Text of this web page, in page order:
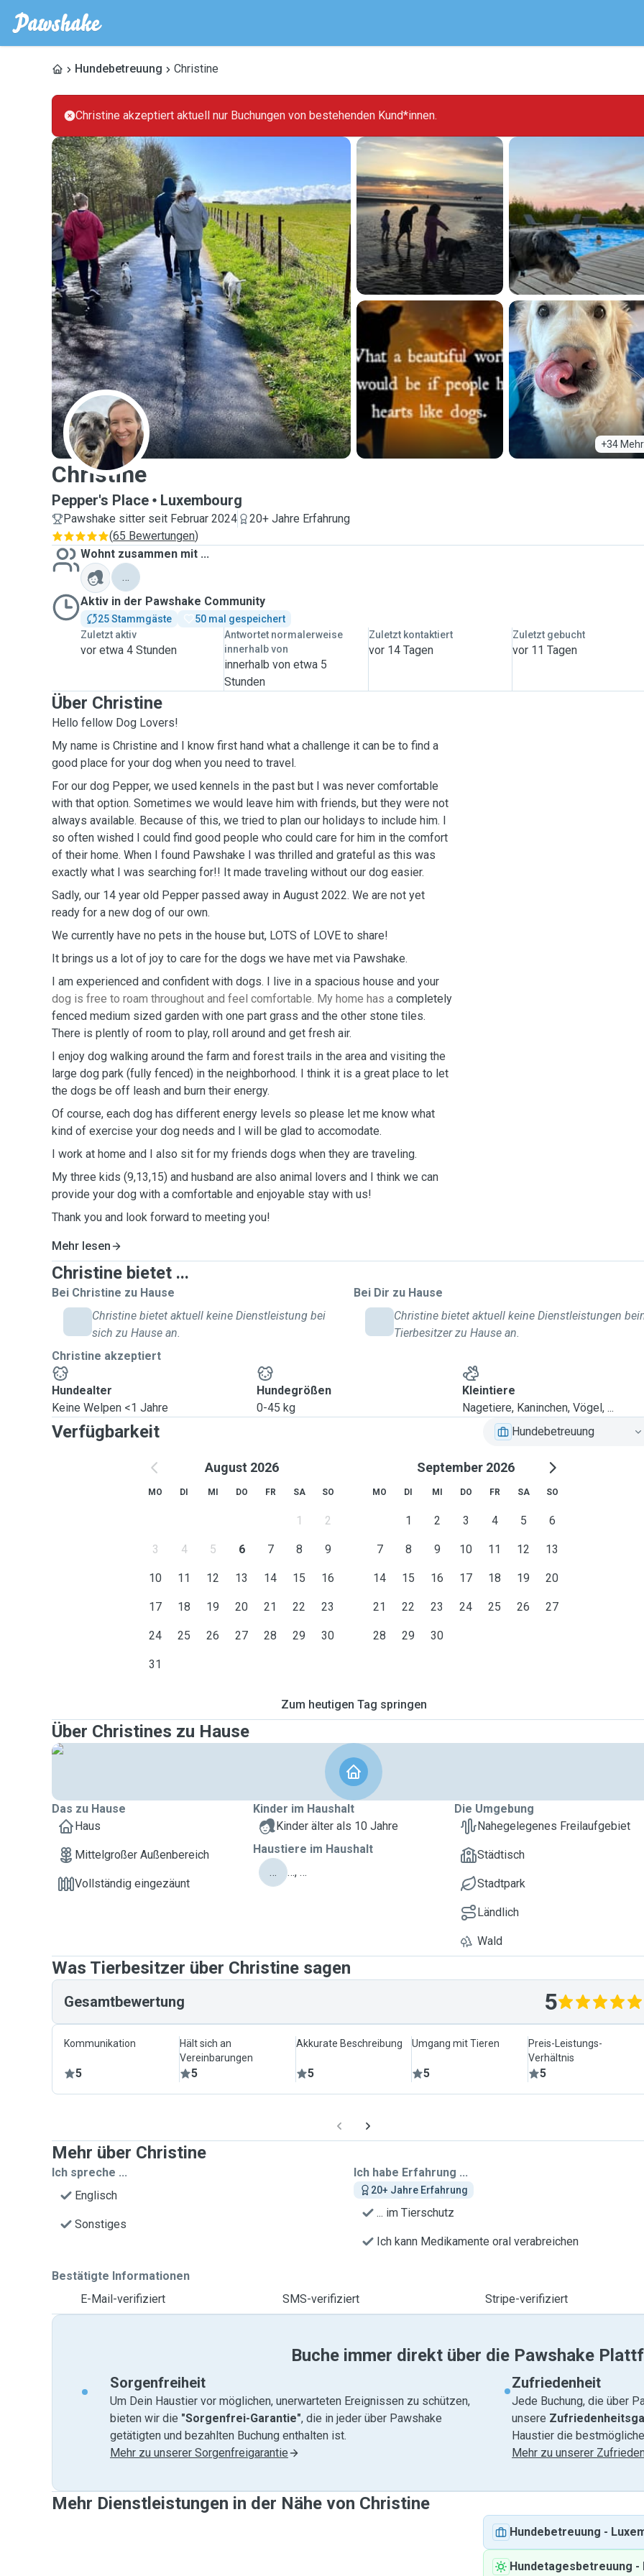
Hundebetreuung Christine
Christine akzeptiert aktuell nur Buchungen von bestehenden Kund*innen.
+34 Mehr
C
Christine
Pepper's Place Luxembourg
Pawshake sitter seit Februar 2024
20+ Jahre Erfahrung
(65 Bewertungen)
Wohnt zusammen mit ...
…
Aktiv in der Pawshake Community
25 Stammgäste
50 mal gespeichert
Zuletzt aktiv
vor etwa 4 Stunden
Antwortet normalerweise
innerhalb von
innerhalb von etwa 5
Stunden
Zuletzt kontaktiert
vor 14 Tagen
Zuletzt gebucht
vor 11 Tagen
Über Christine
Hello fellow Dog Lovers!
My name is Christine and I know first hand what a challenge it can be to find a
good place for your dog when you need to travel.
For our dog Pepper, we used kennels in the past but I was never comfortable
with that option. Sometimes we would leave him with friends, but they were not
always available. Because of this, we tried to plan our holidays to include him. I
so often wished I could find good people who could care for him in the comfort
of their home. When I found Pawshake I was thrilled and grateful as this was
exactly what I was searching for!! It made traveling without our dog easier.
Sadly, our 14 year old Pepper passed away in August 2022. We are not yet
ready for a new dog of our own.
We currently have no pets in the house but, LOTS of LOVE to share!
It brings us a lot of joy to care for the dogs we have met via Pawshake.
I am experienced and confident with dogs. I live in a spacious house and your
dog is free to roam throughout and feel comfortable. My home has a completely
fenced medium sized garden with one part grass and the other stone tiles.
There is plently of room to play, roll around and get fresh air.
I enjoy dog walking around the farm and forest trails in the area and visiting the
large dog park (fully fenced) in the neighborhood. I think it is a great place to let
the dogs be off leash and burn their energy.
Of course, each dog has different energy levels so please let me know what
kind of exercise your dog needs and I will be glad to accomodate.
I work at home and I also sit for my friends dogs when they are traveling.
My three kids (9,13,15) and husband are also animal lovers and I think we can
provide your dog with a comfortable and enjoyable stay with us!
Thank you and look forward to meeting you!
Mehr lesen
Christine bietet ...
Bei Christine zu Hause
Christine bietet aktuell keine Dienstleistung bei
sich zu Hause an.
Bei Dir zu Hause
Christine bietet aktuell keine Dienstleistungen
Tierbesitzer zu Hause an.
Christine akzeptiert
Hundealter
Keine Welpen <1 Jahre
Hundegrößen
0-45 kg
Kleintiere
Nagetiere, Kaninchen, Vögel, ...
Verfügbarkeit Hundebetreuung
August 2026
MO DI MI DO FR SA SO
1 2
3 4 5 6 7 8 9
10 11 12 13 14 15 16
17 18 19 20 21 22 23
24 25 26 27 28 29 30
31
September 2026
MO DI MI DO FR SA SO
1 2 3 4 5 6
7 8 9 10 11 12 13
14 15 16 17 18 19 20
21 22 23 24 25 26 27
28 29 30
Zum heutigen Tag springen
Über Christines zu Hause
Das zu Hause
Haus
Mittelgroßer Außenbereich
Vollständig eingezäunt
Kinder im Haushalt
Kinder älter als 10 Jahre
Haustiere im Haushalt
…
…, …
Die Umgebung
Nahegelegenes Freilaufgebiet
Städtisch
Stadtpark
Ländlich
Wald
Was Tierbesitzer über Christine sagen
Gesamtbewertung 5
Kommunikation
5
Hält sich an
Vereinbarungen
5
Akkurate Beschreibung
5
Umgang mit Tieren
5
Preis-Leistungs-
Verhältnis
5
Mehr über Christine
Ich spreche ...
Englisch
Sonstiges
Ich habe Erfahrung ...
20+ Jahre Erfahrung
... im Tierschutz
Ich kann Medikamente oral verabreichen
Bestätigte Informationen
E-Mail-verifiziert
SMS-verifiziert Stripe-verifiziert
Buche immer direkt über die Pawshake
Sorgenfreiheit
Um Dein Haustier vor möglichen, unerwarteten Ereignissen zu schützen,
bieten wir die "Sorgenfrei-Garantie", die in jeder über Pawshake
getätigten und bezahlten Buchung enthalten ist.
Mehr zu unserer Sorgenfreigarantie
Zufriedenheit
Jede Buchung, die über
unsere
Haustier die
Mehr zu unserer
Mehr Dienstleistungen in der Nähe von Christine
Hundebetreuung -
Hundetagesbetreuung -